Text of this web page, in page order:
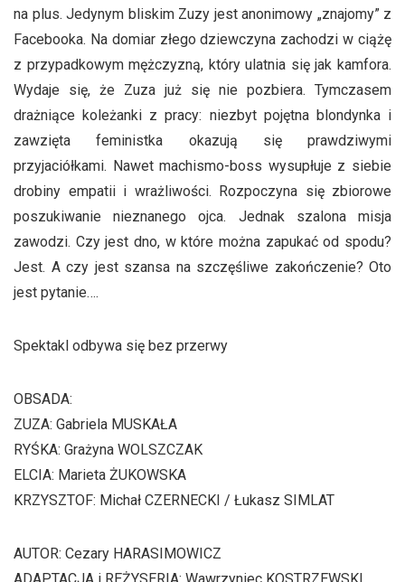
na plus. Jedynym bliskim Zuzy jest anonimowy „znajomy” z
Facebooka. Na domiar złego dziewczyna zachodzi w ciążę
z przypadkowym mężczyzną, który ulatnia się jak kamfora.
Wydaje się, że Zuza już się nie pozbiera. Tymczasem
drażniące koleżanki z pracy: niezbyt pojętna blondynka i
zawzięta feministka okazują się prawdziwymi
przyjaciółkami. Nawet machismo-boss wysupłuje z siebie
drobiny empatii i wrażliwości. Rozpoczyna się zbiorowe
poszukiwanie nieznanego ojca. Jednak szalona misja
zawodzi. Czy jest dno, w które można zapukać od spodu?
Jest. A czy jest szansa na szczęśliwe zakończenie? Oto
jest pytanie….
Spektakl odbywa się bez przerwy
OBSADA:
ZUZA: Gabriela MUSKAŁA
RYŚKA: Grażyna WOLSZCZAK
ELCIA: Marieta ŻUKOWSKA
KRZYSZTOF: Michał CZERNECKI / Łukasz SIMLAT
AUTOR: Cezary HARASIMOWICZ